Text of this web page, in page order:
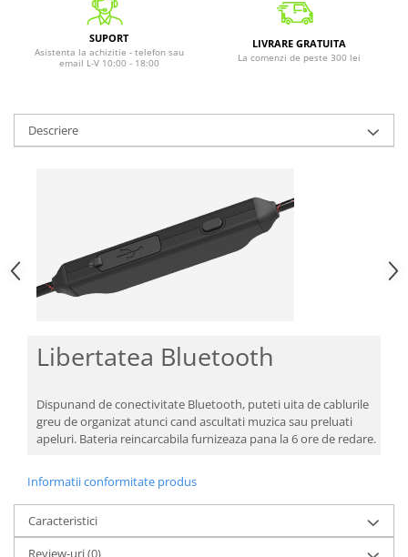
SUPORT
Asistenta la achizitie - telefon sau
email L-V 10:00 - 18:00
LIVRARE GRATUITA
La comenzi de peste 300 lei
Descriere
Libertatea Bluetooth
Dispunand de conectivitate Bluetooth, puteti uita de cablurile
greu de organizat atunci cand ascultati muzica sau preluati
apeluri. Bateria reincarcabila furnizeaza pana la 6 ore de redare.
Informatii conformitate produs
Caracteristici
Review-uri(0)